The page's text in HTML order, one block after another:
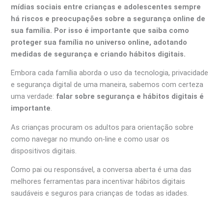
mídias sociais entre crianças e adolescentes sempre
há riscos e preocupações sobre a segurança online de
sua família. Por isso é importante que saiba como
proteger sua família no universo online, adotando
medidas de segurança e criando hábitos digitais.
Embora cada família aborda o uso da tecnologia, privacidade
e segurança digital de uma maneira, sabemos com certeza
uma verdade: falar sobre segurança e hábitos digitais é
importante.
As crianças procuram os adultos para orientação sobre
como navegar no mundo on-line e como usar os
dispositivos digitais.
Como pai ou responsável, a conversa aberta é uma das
melhores ferramentas para incentivar hábitos digitais
saudáveis ​​e seguros para crianças de todas as idades.